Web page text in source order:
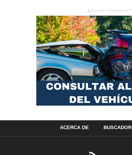
ADVERTISEMENT
ACERCA DE BUSCADOR